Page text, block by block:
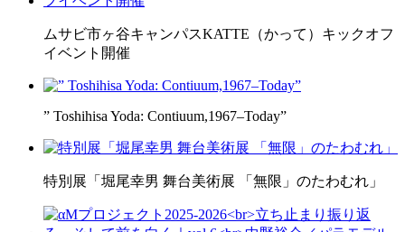
ムサビ市ヶ谷キャンパスKATTE（かって）キックオフ
イベント開催
” Toshihisa Yoda: Contiuum,1967–Today”
特別展「堀尾幸男 舞台美術展 「無限」のたわむれ」